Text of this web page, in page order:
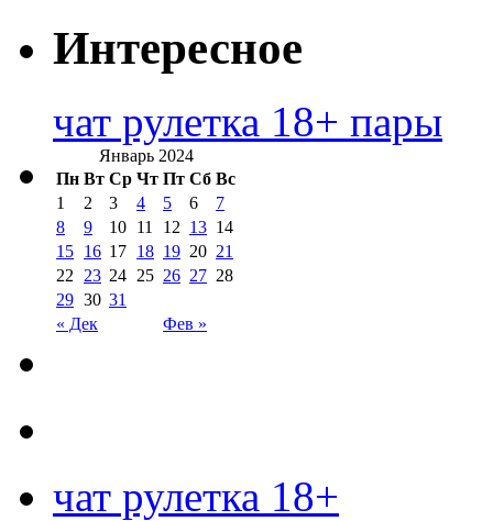
Интересное
чат рулетка 18+ пары
Январь 2024
Пн Вт Ср Чт Пт Сб Вс
« Дек Фев »
1 2 3 4 5 6
7
8
9 10 11 12 13 14
15 16 17 18 19 20 21
22
23 24 25 26 27 28
29 30 31
чат рулетка 18+